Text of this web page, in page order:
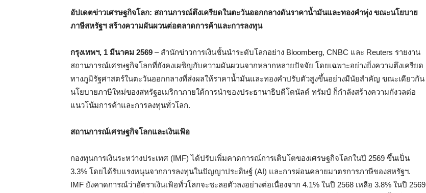
อัปเดตข่าวเศรษฐกิจโลก: สถานการณ์ตึงเครียดในตะวันออกกลางดันราคาน้ำมันและทองคำพุ่ง ขณะนโยบาย
ภาษีสหรัฐฯ สร้างความผันผวนต่อตลาดการค้าและการลงทุน
กรุงเทพฯ, 1 มีนาคม 2569 – สำนักข่าวการเงินชั้นนำระดับโลกอย่าง Bloomberg, CNBC และ Reuters รายงาน
สถานการณ์เศรษฐกิจโลกที่ยังคงเผชิญกับความผันผวนจากหลากหลายปัจจัย โดยเฉพาะอย่างยิ่งความตึงเครียด
ทางภูมิรัฐศาสตร์ในตะวันออกกลางที่ส่งผลให้ราคาน้ำมันและทองคำปรับตัวสูงขึ้นอย่างมีนัยสำคัญ ขณะเดียวกัน
นโยบายภาษีใหม่ของสหรัฐอเมริกาภายใต้การนำของประธานาธิบดีโดนัลด์ ทรัมป์ ก็กำลังสร้างความกังวลต่อ
แนวโน้มการค้าและการลงทุนทั่วโลก.
สถานการณ์เศรษฐกิจโลกและเงินเฟ้อ
กองทุนการเงินระหว่างประเทศ (IMF) ได้ปรับเพิ่มคาดการณ์การเติบโตของเศรษฐกิจโลกในปี 2569 ขึ้นเป็น
3.3% โดยได้รับแรงหนุนจากการลงทุนในปัญญาประดิษฐ์ (AI) และการผ่อนคลายมาตรการภาษีของสหรัฐฯ.
IMF ยังคาดการณ์ว่าอัตราเงินเฟ้อทั่วโลกจะชะลอตัวลงอย่างต่อเนื่องจาก 4.1% ในปี 2568 เหลือ 3.8% ในปี 2569